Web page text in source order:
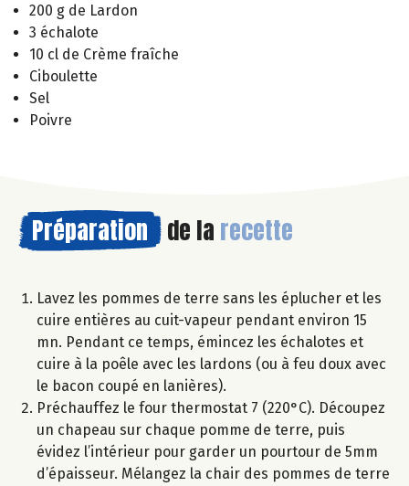
200 g de Lardon
3 échalote
10 cl de Crème fraîche
Ciboulette
Sel
Poivre
Préparation de la recette
Lavez les pommes de terre sans les éplucher et les
cuire entières au cuit-vapeur pendant environ 15
mn. Pendant ce temps, émincez les échalotes et
cuire à la poêle avec les lardons (ou à feu doux avec
le bacon coupé en lanières).
Préchauffez le four thermostat 7 (220°C). Découpez
un chapeau sur chaque pomme de terre, puis
évidez l’intérieur pour garder un pourtour de 5mm
d’épaisseur. Mélangez la chair des pommes de terre